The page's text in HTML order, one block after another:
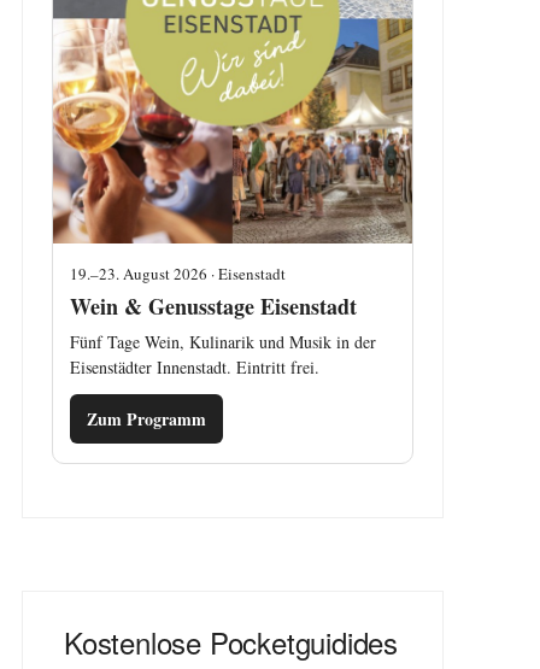
19.–23. August 2026 · Eisenstadt
Wein & Genusstage Eisenstadt
Fünf Tage Wein, Kulinarik und Musik in der
Eisenstädter Innenstadt. Eintritt frei.
Zum Programm
Kostenlose Pocketguidides